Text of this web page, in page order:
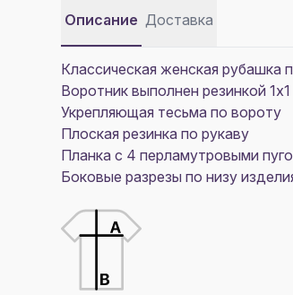
Описание Доставка
Классическая женская рубашка
Воротник выполнен резинкой 1х1
Укрепляющая тесьма по вороту
Плоская резинка по рукаву
Планка с 4 перламутровыми
Боковые разрезы по низу